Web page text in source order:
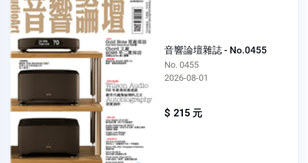
音響論壇雜誌 - No.0455
No. 0455
2026-08-01
$ 215 元